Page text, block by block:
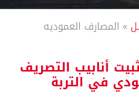
» المصارف العموديه
أنابيب التصريف
في التربة